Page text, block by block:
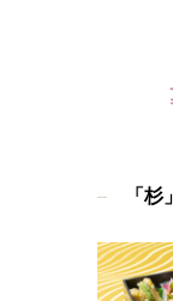
「